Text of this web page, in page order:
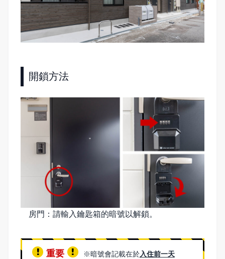
開鎖方法
房門：請輸入鑰匙箱的暗號以解鎖。
重要 ※暗號會記載在於入住前一天